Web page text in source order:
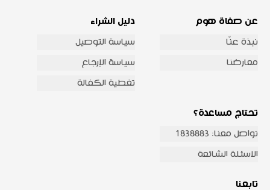
عن صفاة هوم
نبذة عنّا
معارضنا
دليل الشراء
سياسة التوصيل
سياسة الإرجاع
تغطية الكفالة
تحتاج مساعدة؟
تواصل معنا: 1838883
الاسئلة الشائعة
تابعنا